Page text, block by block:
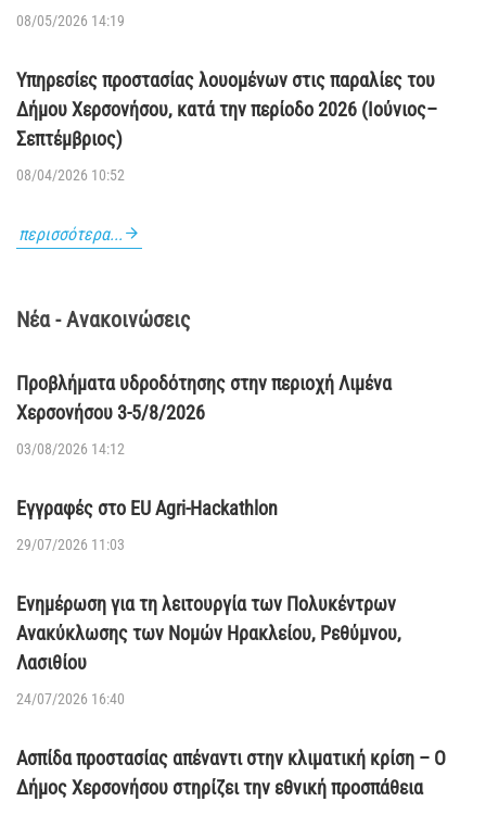
08/05/2026 14:19
Υπηρεσίες προστασίας λουομένων στις παραλίες του
Δήμου Χερσονήσου, κατά την περίοδο 2026 (Ιούνιος–
Σεπτέμβριος)
08/04/2026 10:52
περισσότερα...
Νέα - Ανακοινώσεις
Προβλήματα υδροδότησης στην περιοχή Λιμένα
Χερσονήσου 3-5/8/2026
03/08/2026 14:12
Εγγραφές στο EU Agri-Hackathlon
29/07/2026 11:03
Ενημέρωση για τη λειτουργία των Πολυκέντρων
Ανακύκλωσης των Νομών Ηρακλείου, Ρεθύμνου,
Λασιθίου
24/07/2026 16:40
Ασπίδα προστασίας απέναντι στην κλιματική κρίση – Ο
Δήμος Χερσονήσου στηρίζει την εθνική προσπάθεια